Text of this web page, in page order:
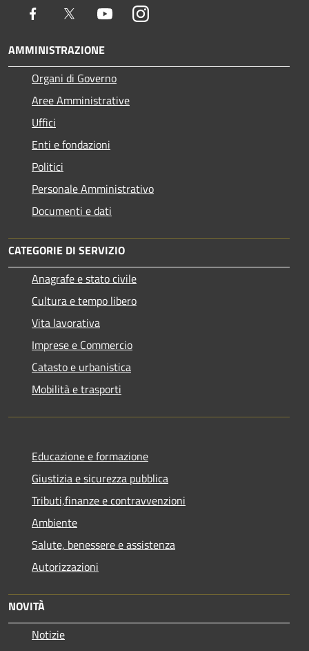
Facebook Twitter YoutubeInstagram
AMMINISTRAZIONE
Organi di Governo
Aree Amministrative
Uffici
Enti e fondazioni
Politici
Personale Amministrativo
Documenti e dati
CATEGORIE DI SERVIZIO
Anagrafe e stato civile
Cultura e tempo libero
Vita lavorativa
Imprese e Commercio
Catasto e urbanistica
Mobilità e trasporti
Educazione e formazione
Giustizia e sicurezza pubblica
Tributi,finanze e contravvenzioni
Ambiente
Salute, benessere e assistenza
Autorizzazioni
NOVITÀ
Notizie